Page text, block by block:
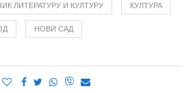
ЛИТЕРАТУРУ И КУЛТУРУ КУЛТУРА
НОВИ САД